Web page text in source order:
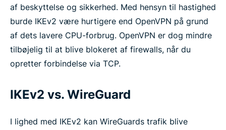
af beskyttelse og sikkerhed. Med hensyn til hastighed
burde IKEv2 være hurtigere end OpenVPN på grund
af dets lavere CPU-forbrug. OpenVPN er dog mindre
tilbøjelig til at blive blokeret af firewalls, når du
opretter forbindelse via TCP.
IKEv2 vs. WireGuard
I lighed med IKEv2 kan WireGuards trafik blive